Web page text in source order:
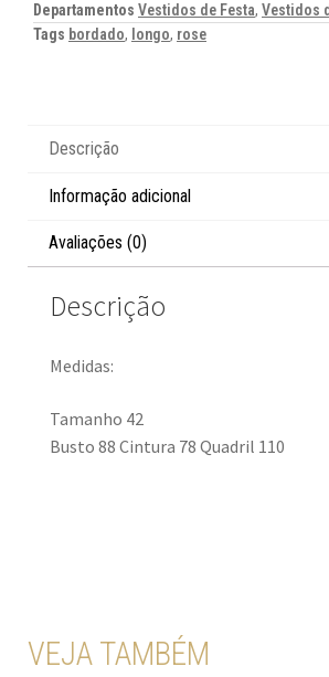
Departamentos Vestidos de Festa, Vestidos
Tags bordado, longo, rose
Descrição
Informação adicional
Avaliações (0)
Descrição
Medidas:
Tamanho 42
Busto 88 Cintura 78 Quadril 110
VEJA TAMBÉM